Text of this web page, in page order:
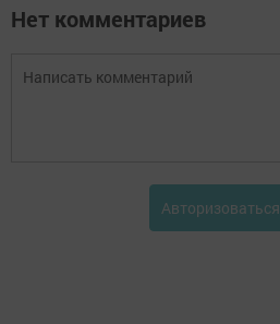
Нет комментариев
Авторизоваться